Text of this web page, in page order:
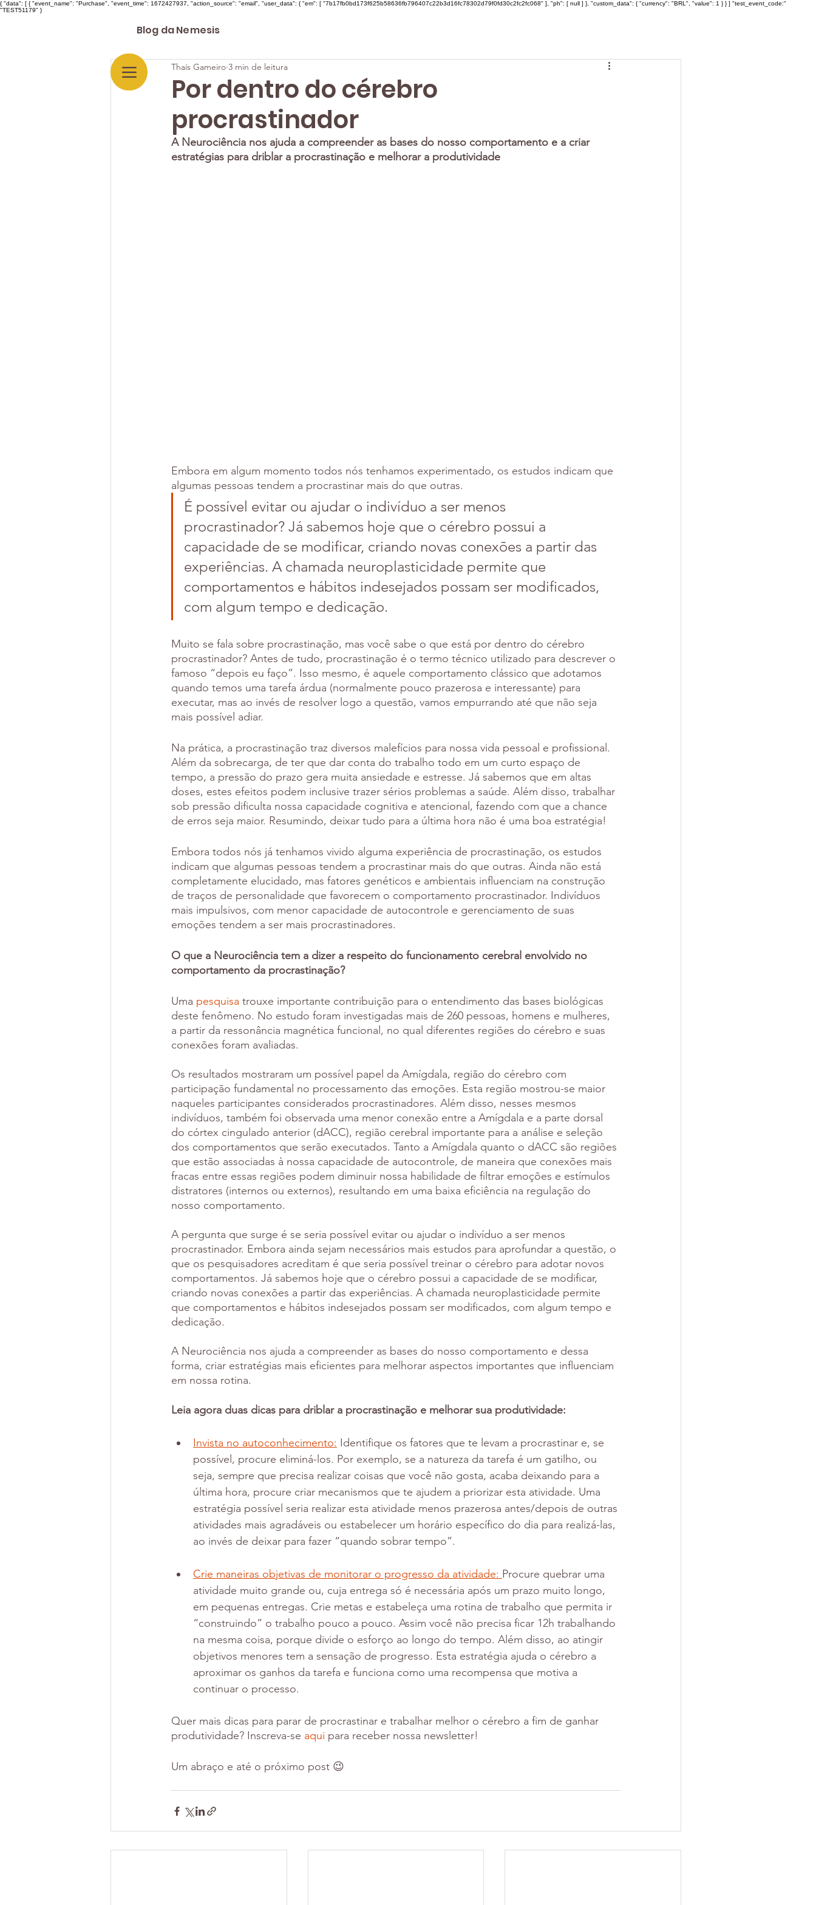
{ "data": [ { "event_name": "Purchase", "event_time": 1672427937, "action_source": "email", "user_data": { "em": [ "7b17fb0bd173f625b58636fb796407c22b3d16fc78302d79f0fd30c2fc2fc068" ], "ph": [ null ] }, "custom_data": { "currency": "BRL", "value": 1 } } ] "test_event_code:"
"TEST51179" }
Blog da Nemesis
Por dentro do cérebro
procrastinador
Thaís Gameiro 3 min de leitura
A Neurociência nos ajuda a compreender as bases do nosso comportamento e a criar
estratégias para driblar a procrastinação e melhorar a produtividade
Embora em algum momento todos nós tenhamos experimentado, os estudos indicam que
algumas pessoas tendem a procrastinar mais do que outras.
É possível evitar ou ajudar o indivíduo a ser menos
procrastinador? Já sabemos hoje que o cérebro possui a
capacidade de se modificar, criando novas conexões a partir das
experiências. A chamada neuroplasticidade permite que
comportamentos e hábitos indesejados possam ser modificados,
com algum tempo e dedicação.
Muito se fala sobre procrastinação, mas você sabe o que está por dentro do cérebro
procrastinador? Antes de tudo, procrastinação é o termo técnico utilizado para descrever o
famoso “depois eu faço”. Isso mesmo, é aquele comportamento clássico que adotamos
quando temos uma tarefa árdua (normalmente pouco prazerosa e interessante) para
executar, mas ao invés de resolver logo a questão, vamos empurrando até que não seja
mais possível adiar.
Na prática, a procrastinação traz diversos malefícios para nossa vida pessoal e profissional.
Além da sobrecarga, de ter que dar conta do trabalho todo em um curto espaço de
tempo, a pressão do prazo gera muita ansiedade e estresse. Já sabemos que em altas
doses, estes efeitos podem inclusive trazer sérios problemas a saúde. Além disso, trabalhar
sob pressão dificulta nossa capacidade cognitiva e atencional, fazendo com que a chance
de erros seja maior. Resumindo, deixar tudo para a última hora não é uma boa estratégia!
Embora todos nós já tenhamos vivido alguma experiência de procrastinação, os estudos
indicam que algumas pessoas tendem a procrastinar mais do que outras. Ainda não está
completamente elucidado, mas fatores genéticos e ambientais influenciam na construção
de traços de personalidade que favorecem o comportamento procrastinador. Indivíduos
mais impulsivos, com menor capacidade de autocontrole e gerenciamento de suas
emoções tendem a ser mais procrastinadores.
O que a Neurociência tem a dizer a respeito do funcionamento cerebral envolvido no
comportamento da procrastinação?
Uma pesquisa trouxe importante contribuição para o entendimento das bases biológicas
deste fenômeno. No estudo foram investigadas mais de 260 pessoas, homens e mulheres,
a partir da ressonância magnética funcional, no qual diferentes regiões do cérebro e suas
conexões foram avaliadas.
Os resultados mostraram um possível papel da Amígdala, região do cérebro com
participação fundamental no processamento das emoções. Esta região mostrou-se maior
naqueles participantes considerados procrastinadores. Além disso, nesses mesmos
indivíduos, também foi observada uma menor conexão entre a Amígdala e a parte dorsal
do córtex cingulado anterior (dACC), região cerebral importante para a análise e seleção
dos comportamentos que serão executados. Tanto a Amígdala quanto o dACC são regiões
que estão associadas à nossa capacidade de autocontrole, de maneira que conexões mais
fracas entre essas regiões podem diminuir nossa habilidade de filtrar emoções e estímulos
distratores (internos ou externos), resultando em uma baixa eficiência na regulação do
nosso comportamento.
A pergunta que surge é se seria possível evitar ou ajudar o indivíduo a ser menos
procrastinador. Embora ainda sejam necessários mais estudos para aprofundar a questão, o
que os pesquisadores acreditam é que seria possível treinar o cérebro para adotar novos
comportamentos. Já sabemos hoje que o cérebro possui a capacidade de se modificar,
criando novas conexões a partir das experiências. A chamada neuroplasticidade permite
que comportamentos e hábitos indesejados possam ser modificados, com algum tempo e
dedicação.
A Neurociência nos ajuda a compreender as bases do nosso comportamento e dessa
forma, criar estratégias mais eficientes para melhorar aspectos importantes que influenciam
em nossa rotina.
Leia agora duas dicas para driblar a procrastinação e melhorar sua produtividade:
Invista no autoconhecimento: Identifique os fatores que te levam a procrastinar e, se
possível, procure eliminá-los. Por exemplo, se a natureza da tarefa é um gatilho, ou
seja, sempre que precisa realizar coisas que você não gosta, acaba deixando para a
última hora, procure criar mecanismos que te ajudem a priorizar esta atividade. Uma
estratégia possível seria realizar esta atividade menos prazerosa antes/depois de outras
atividades mais agradáveis ou estabelecer um horário específico do dia para realizá-las,
ao invés de deixar para fazer “quando sobrar tempo”.
Crie maneiras objetivas de monitorar o progresso da atividade: Procure quebrar uma
atividade muito grande ou, cuja entrega só é necessária após um prazo muito longo,
em pequenas entregas. Crie metas e estabeleça uma rotina de trabalho que permita ir
“construindo” o trabalho pouco a pouco. Assim você não precisa ficar 12h trabalhando
na mesma coisa, porque divide o esforço ao longo do tempo. Além disso, ao atingir
objetivos menores tem a sensação de progresso. Esta estratégia ajuda o cérebro a
aproximar os ganhos da tarefa e funciona como uma recompensa que motiva a
continuar o processo.
Quer mais dicas para parar de procrastinar e trabalhar melhor o cérebro a fim de ganhar
produtividade? Inscreva-se aqui para receber nossa newsletter!
Um abraço e até o próximo post 😉